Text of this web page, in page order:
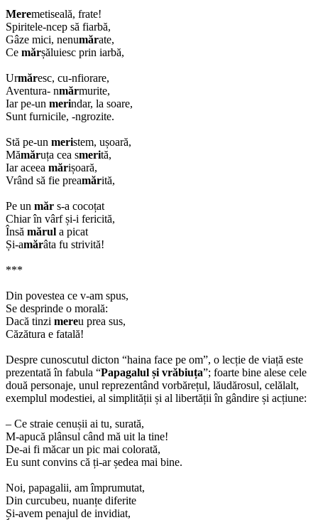
Meremetiseală, frate!
Spiritele-ncep să fiarbă,
Gâze mici, nenumărate,
Ce mărșăluiesc prin iarbă,
Urmăresc, cu-nfiorare,
Aventura- nmărmurite,
Iar pe-un merindar, la soare,
Sunt furnicile, -ngrozite.
Stă pe-un meristem, ușoară,
Mămăruța cea smerită,
Iar aceea mărișoară,
Vrând să fie preamărită,
Pe un măr s-a cocoțat
Chiar în vârf și-i fericită,
Însă mărul a picat
Și-amărâta fu strivită!
***
Din povestea ce v-am spus,
Se desprinde o morală:
Dacă tinzi mereu prea sus,
Căzătura e fatală!
Despre cunoscutul dicton “haina face pe om”, o lecție de viață este
prezentată în fabula “Papagalul și vrăbiuța”; foarte bine alese cele
două personaje, unul reprezentând vorbărețul, lăudărosul, celălalt,
exemplul modestiei, al simplității și al libertății în gândire și acțiune:
– Ce straie cenușii ai tu, surată,
M-apucă plânsul când mă uit la tine!
De-ai fi măcar un pic mai colorată,
Eu sunt convins că ți-ar ședea mai bine.
Noi, papagalii, am împrumutat,
Din curcubeu, nuanțe diferite
Și-avem penajul de invidiat,